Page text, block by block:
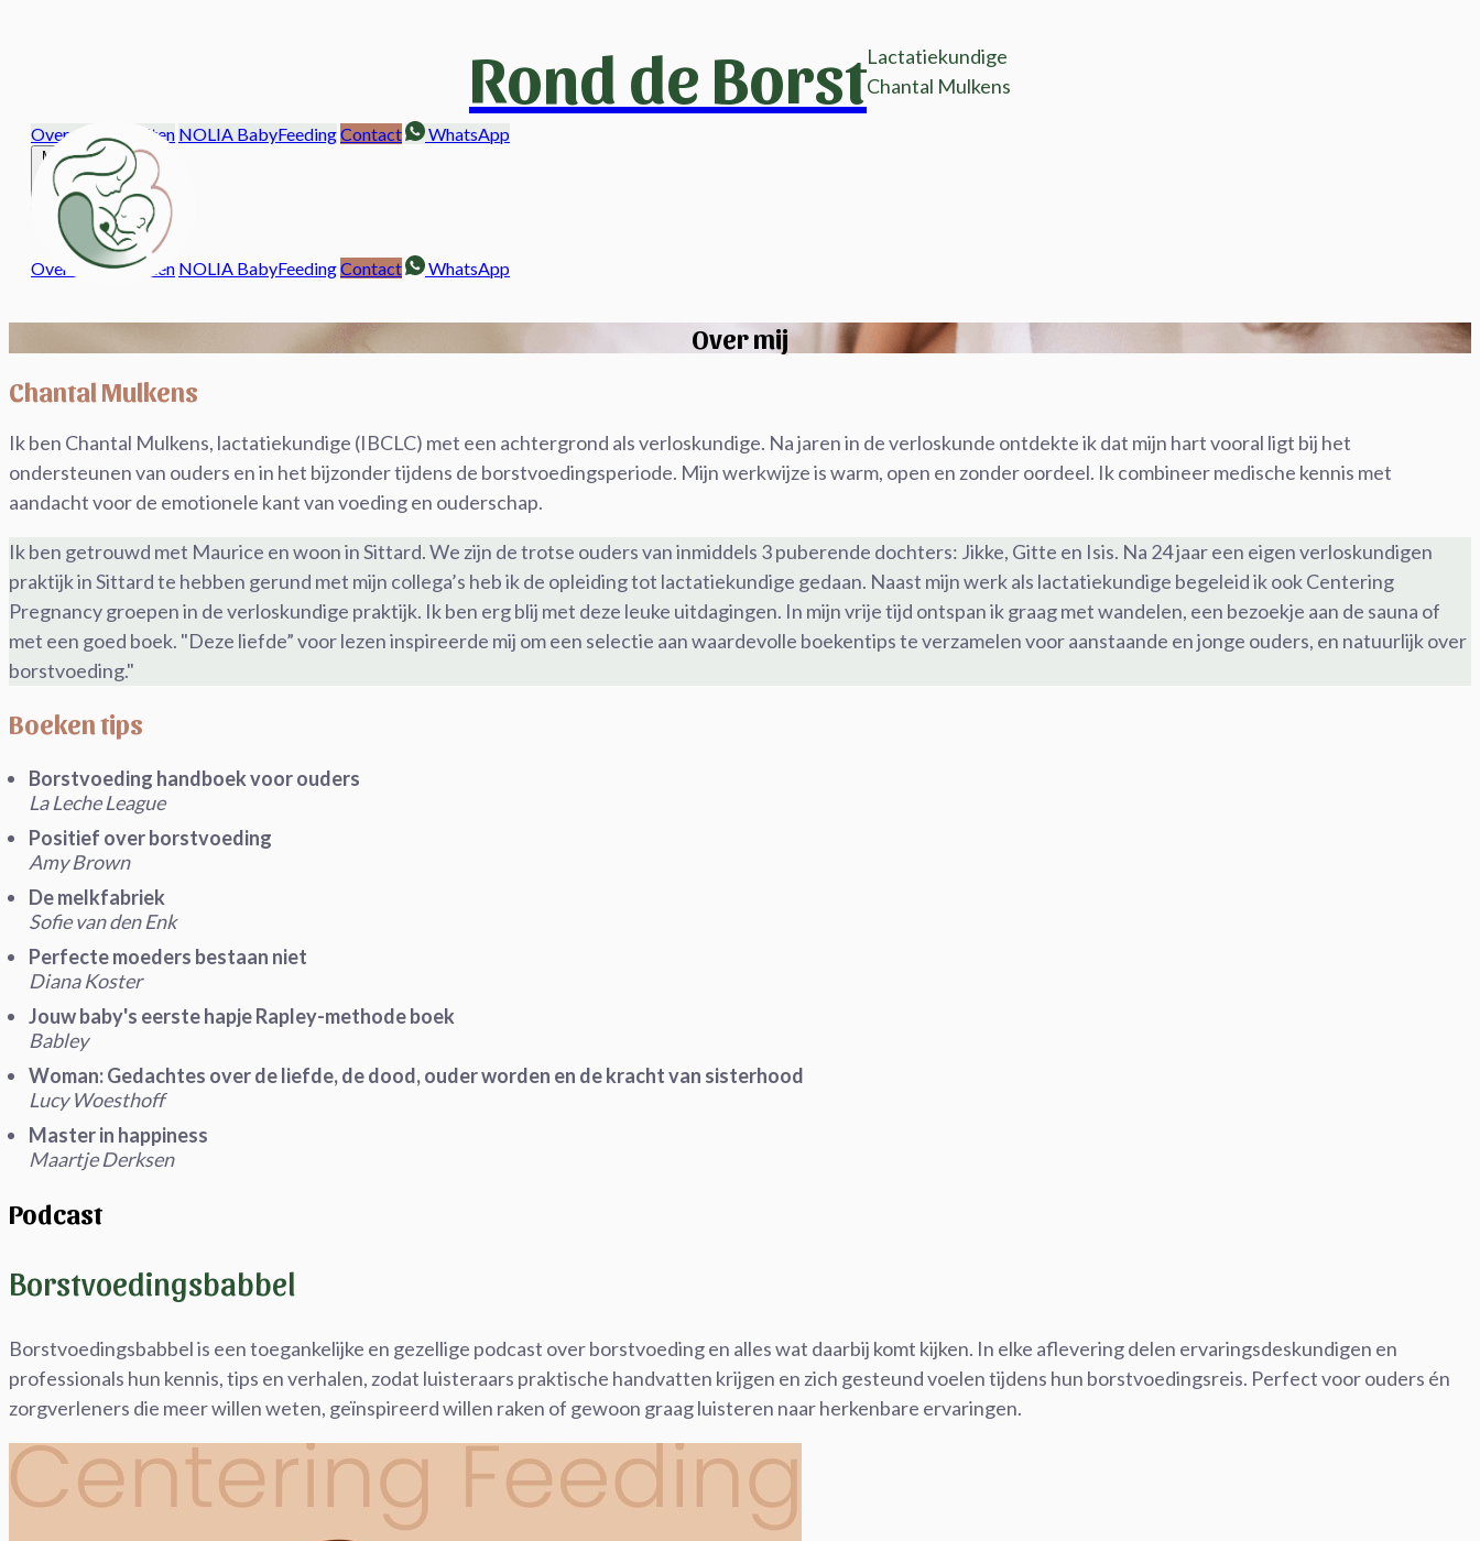
Rond de BorstLactatiekundige
Chantal Mulkens
Over mij Consulten NOLIA BabyFeedingContact WhatsApp
Menu
Over mijConsulten NOLIA BabyFeedingContact WhatsApp
Over mij
Chantal Mulkens
Ik ben Chantal Mulkens, lactatiekundige (IBCLC) met een achtergrond als verloskundige. Na jaren in de verloskunde ontdekte ik dat mijn hart vooral ligt bij het
ondersteunen van ouders en in het bijzonder tijdens de borstvoedingsperiode. Mijn werkwijze is warm, open en zonder oordeel. Ik combineer medische kennis met
aandacht voor de emotionele kant van voeding en ouderschap.
Ik ben getrouwd met Maurice en woon in Sittard. We zijn de trotse ouders van inmiddels 3 puberende dochters: Jikke, Gitte en Isis. Na 24 jaar een eigen verloskundigen
praktijk in Sittard te hebben gerund met mijn collega’s heb ik de opleiding tot lactatiekundige gedaan. Naast mijn werk als lactatiekundige begeleid ik ook Centering
Pregnancy groepen in de verloskundige praktijk. Ik ben erg blij met deze leuke uitdagingen. In mijn vrije tijd ontspan ik graag met wandelen, een bezoekje aan de sauna of
met een goed boek. "Deze liefde” voor lezen inspireerde mij om een selectie aan waardevolle boekentips te verzamelen voor aanstaande en jonge ouders, en natuurlijk over
borstvoeding."
Boeken tips
Borstvoeding handboek voor ouders
La Leche League
Positief over borstvoeding
Amy Brown
De melkfabriek
Sofie van den Enk
Perfecte moeders bestaan niet
Diana Koster
Jouw baby's eerste hapje Rapley-methode boek
Babley
Woman: Gedachtes over de liefde, de dood, ouder worden en de kracht van sisterhood
Lucy Woesthoff
Master in happiness
Maartje Derksen
Podcast
Borstvoedingsbabbel
Borstvoedingsbabbel is een toegankelijke en gezellige podcast over borstvoeding en alles wat daarbij komt kijken. In elke aflevering delen ervaringsdeskundigen en
professionals hun kennis, tips en verhalen, zodat luisteraars praktische handvatten krijgen en zich gesteund voelen tijdens hun borstvoedingsreis. Perfect voor ouders én
zorgverleners die meer willen weten, geïnspireerd willen raken of gewoon graag luisteren naar herkenbare ervaringen.